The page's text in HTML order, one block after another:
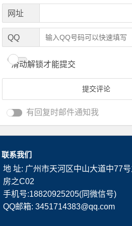
网址
QQ
滑动解锁才能提交
有回复时邮件通知我
联系我们
地 址: 广州市天河区中山大道中77
房之C02
手机号:18820925205(同微信号)
QQ邮箱: 3451714383@qq.com